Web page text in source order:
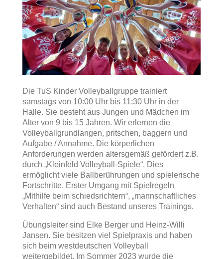
Die TuS Kinder Volleyballgruppe trainiert
samstags von 10:00 Uhr bis 11:30 Uhr in der
Halle. Sie besteht aus Jungen und Mädchen im
Alter von 9 bis 15 Jahren. Wir erlernen die
Volleyballgrundlangen, pritschen, baggern und
Aufgabe / Annahme. Die körperlichen
Anforderungen werden altersgemäß gefördert z.B.
durch „Kleinfeld Volleyball-Spiele“. Dies
ermöglicht viele Ballberührungen und spielerische
Fortschritte. Erster Umgang mit Spielregeln
„Mithilfe beim schiedsrichtern“, „mannschaftliches
Verhalten“ sind auch Bestand unseres Trainings.
Übungsleiter sind Elke Berger und Heinz-Willi
Jansen. Sie besitzen viel Spielpraxis und haben
sich beim westdeutschen Volleyball
weitergebildet. Im Sommer 2023 wurde die